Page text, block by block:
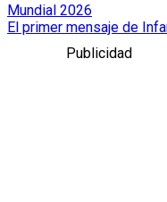
Mundial 2026
El primer mensaje de
Publicidad